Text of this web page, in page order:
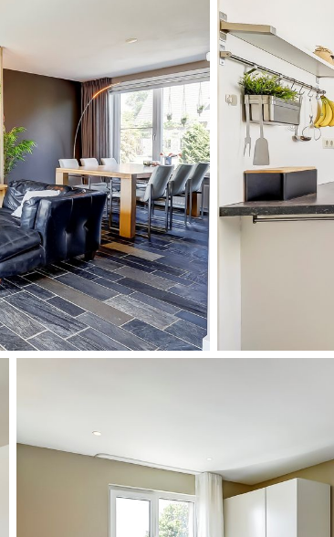
te vinden. Deze is uitgevoerd in stijlvolle
een wastafel met praktisch meubel en een
de ruimte altijd fris en goed geventileerd. Het
temperatuur. Een comfortabele en eigentijdse
is geplaatst, tegelijk met de vernieuwing van de
optimaal benutten van deze ruime verdieping. De
slaapkamer te realiseren. Met de toevoeging van
maar ook het comfort en de lichtinval. Op
bereikbaar voor onderhoud. Of je de ruimte nu
als bergzolder, de mogelijkheden zijn er.
zorgen voor volledige privacy en beschutting tegen
ontspannen. De tuin is strak en
het groene hart van de ruimte dat je nooit hoeft te
beschutting en een altijd groene, natuurlijke
ruimtelijk gevoel en biedt volop mogelijkheden voor
waar je comfortabel kunt zitten, eten of loungen
trampoline die mooi is geïntegreerd in het
stijlvol afgewerkt met steenstrips, waarin diverse